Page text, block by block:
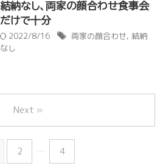
結納なし、両家の顔合わせ食事会
だけで十分
2022/8/16 両家の顔合わせ, 結納
なし
2 … 4
Next »